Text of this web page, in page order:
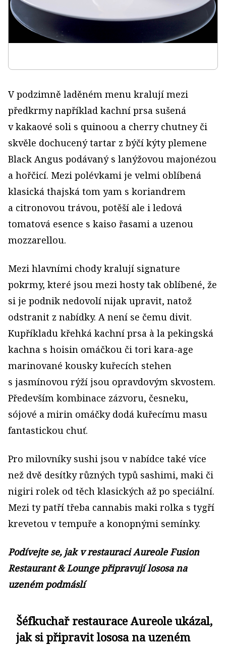
V podzimně laděném menu kralují mezi
předkrmy například kachní prsa sušená
v kakaové soli s quinoou a cherry chutney či
skvěle dochucený tartar z býčí kýty plemene
Black Angus podávaný s lanýžovou majonézou
a hořčicí. Mezi polévkami je velmi oblíbená
klasická thajská tom yam s koriandrem
a citronovou trávou, potěší ale i ledová
tomatová esence s kaiso řasami a uzenou
mozzarellou.
Mezi hlavními chody kralují signature
pokrmy, které jsou mezi hosty tak oblíbené, že
si je podnik nedovolí nijak upravit, natož
odstranit z nabídky. A není se čemu divit.
Kupříkladu křehká kachní prsa à la pekingská
kachna s hoisin omáčkou či tori kara-age
marinované kousky kuřecích stehen
s jasmínovou rýží jsou opravdovým skvostem.
Především kombinace zázvoru, česneku,
sójové a mirin omáčky dodá kuřecímu masu
fantastickou chuť.
Pro milovníky sushi jsou v nabídce také více
než dvě desítky různých typů sashimi, maki či
nigiri rolek od těch klasických až po speciální.
Mezi ty patří třeba cannabis maki rolka s tygří
krevetou v tempuře a konopnými semínky.
Podívejte se, jak v restauraci Aureole Fusion
Restaurant & Lounge připravují lososa na
uzeném podmáslí
Šéfkuchař restaurace Aureole ukázal,
jak si připravit lososa na uzeném